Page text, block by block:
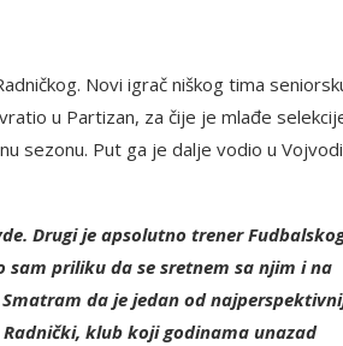
Novi igrač niškog tima
u Partizan, za čije je mlađe
sezonu. Put ga je dalje vodio u
Drugi je apsolutno trener
priliku da se sretnem sa njim i na
da je jedan od
klub koji godinama unazad